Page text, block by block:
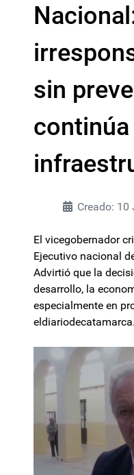
sin
continúa
Creado:
El vicegobernador
Ejecutivo nacional
Advirtió que la
desarrollo, la
especialmente en